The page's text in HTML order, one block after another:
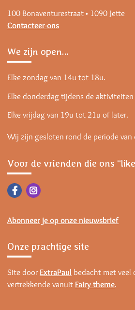
100 Bonaventurestraat • 1090 Jette
Contacteer-ons
We zijn open…
Elke zondag van 14u tot 18u.
Elke donderdag tijdens de
Elke vrijdag van 19u tot 21u of later.
Wij zijn gesloten rond de periode van
Voor de vrienden die ons
Abonneer je op onze nieuwsbrief
Onze prachtige site
Site door ExtraPaul bedacht met veel
vertrekkende vanuit Fairy theme.